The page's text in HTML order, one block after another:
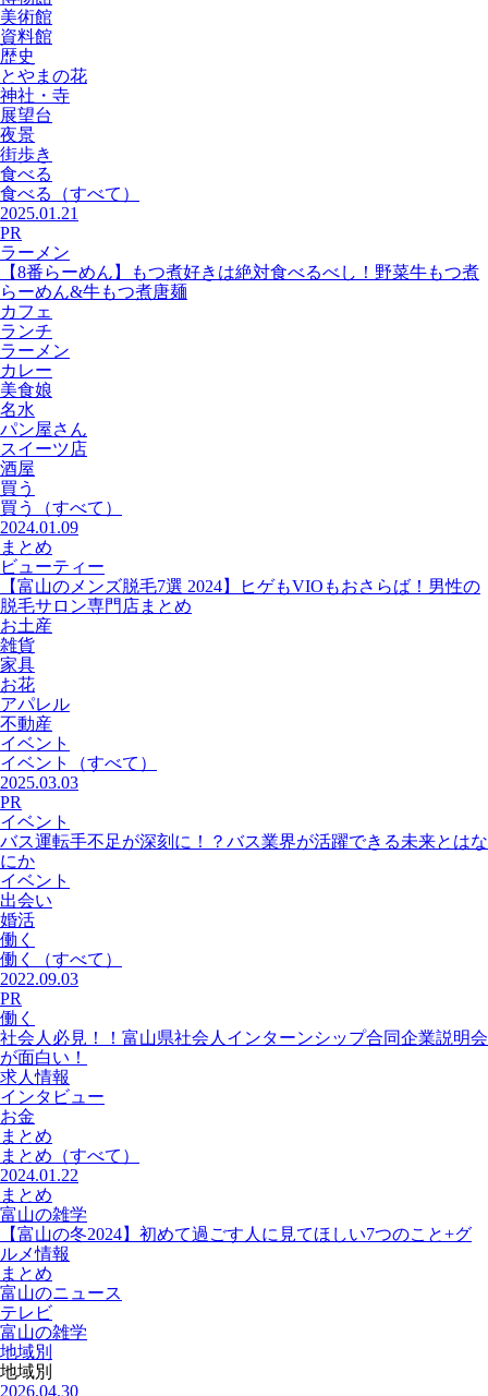
美術館
資料館
歴史
とやまの花
神社・寺
展望台
夜景
街歩き
食べる
食べる
（すべて）
2025.01.21
PR
ラーメン
【8番らーめん】もつ煮好きは絶対食べるべし！野菜牛もつ煮
らーめん&牛もつ煮唐麺
カフェ
ランチ
ラーメン
カレー
美食娘
名水
パン屋さん
スイーツ店
酒屋
買う
買う
（すべて）
2024.01.09
まとめ
ビューティー
【富山のメンズ脱毛7選 2024】ヒゲもVIOもおさらば！男性の
脱毛サロン専門店まとめ
お土産
雑貨
家具
お花
アパレル
不動産
イベント
イベント
（すべて）
2025.03.03
PR
イベント
バス運転手不足が深刻に！？バス業界が活躍できる未来とはな
にか
イベント
出会い
婚活
働く
働く
（すべて）
2022.09.03
PR
働く
社会人必見！！富山県社会人インターンシップ合同企業説明会
が面白い！
求人情報
インタビュー
お金
まとめ
まとめ （すべて）
2024.01.22
まとめ
富山の雑学
【富山の冬2024】初めて過ごす人に見てほしい7つのこと+グ
ルメ情報
まとめ
富山のニュース
テレビ
富山の雑学
地域別
地域別
2026.04.30